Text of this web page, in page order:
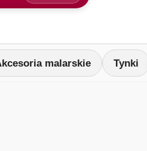
malarskie Tynki